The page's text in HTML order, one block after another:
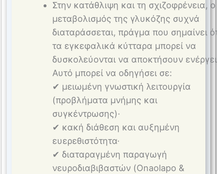
Στην κατάθλιψη και τη σχιζοφρένεια, ο
μεταβολισμός της γλυκόζης συχνά
διαταράσσεται, πράγμα που σημαίνει
τα εγκεφαλικά κύτταρα μπορεί να
δυσκολεύονται να αποκτήσουν
Αυτό μπορεί να οδηγήσει σε:
✔ μειωμένη γνωστική λειτουργία
(προβλήματα μνήμης και
συγκέντρωσης)·
✔ κακή διάθεση και αυξημένη
ευερεθιστότητα·
✔ διαταραγμένη παραγωγή
νευροδιαβιβαστών (Onaolapo &